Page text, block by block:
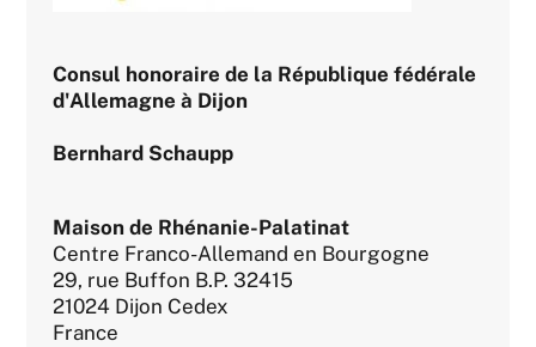
Consul honoraire de la République fédérale
d'Allemagne à Dijon
Bernhard Schaupp
Maison de Rhénanie-Palatinat
Centre Franco-Allemand en Bourgogne
29, rue Buffon B.P. 32415
21024 Dijon Cedex
France